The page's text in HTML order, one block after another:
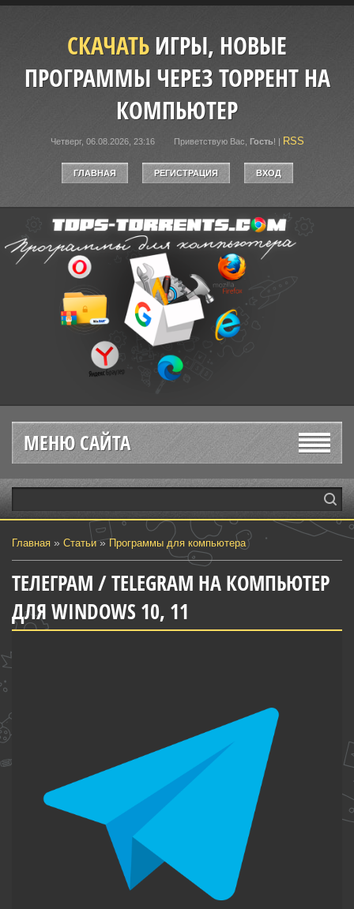
СКАЧАТЬИГРЫ, НОВЫЕ
ПРОГРАММЫ ЧЕРЕЗ ТОРРЕНТ НА
КОМПЬЮТЕР
Четверг, 06.08.2026, 23:16 Приветствую Вас Гость! | RSS
ГЛАВНАЯ РЕГИСТРАЦИЯ ВХОД
МЕНЮ САЙТА
Главная » Статьи»Программы для компьютера
ТЕЛЕГРАМ / TELEGRAM НА КОМПЬЮТЕР
ДЛЯ WINDOWS 10, 11